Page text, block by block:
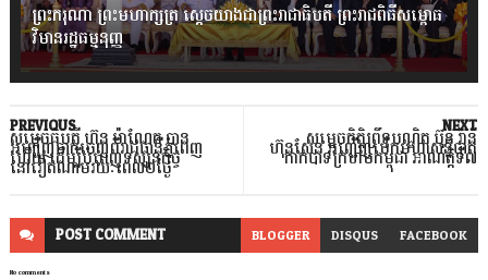
ព្រះករុណា ព្រះមហាក្សត្រ ស្តេចយាងជាព្រះរាជាធិបតី ព្រះរាជពិធីសម្ពោធ
វិមានរដ្ឋធម្មនុញ្ញ
NEXT
សម្ដេចកិត្ដិព្រឹទ្ធបណ្ឌិត ប៊ុន រ៉ានី
ហ៊ុនសែន អញ្ជើញបើកមហាសន្និបាត
កាកបាទក្រហមកម្ពុជា អាណត្ដិទី៧
PREVIOUS
សម្តេចធិបតី ហ៊ុន ម៉ាណែត បាន
អញ្ជើញចាកចេញពីរាជធានីភ្នំពេញ
ហើយ ដើម្បីបំពេញទស្សនកិច្ច
នៅវៀតណាមរយៈពេល២ថ្ងៃ
POSTCOMMENT BLOGGER DISQUS FACEBOOK
No comments